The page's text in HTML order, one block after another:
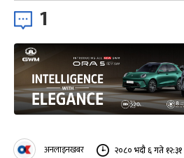
1
अनलाइनखबर २०८० भदौ ६ गते १२:३१